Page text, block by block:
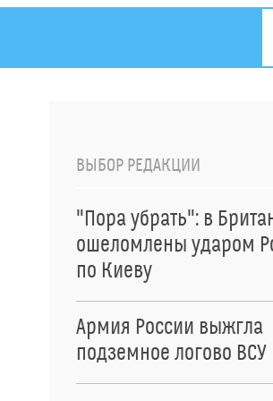
ВЫБОР РЕДАКЦИИ
"Пора убрать": в
ошеломлены ударом
по Киеву
Армия России выжгла
подземное логово ВСУ